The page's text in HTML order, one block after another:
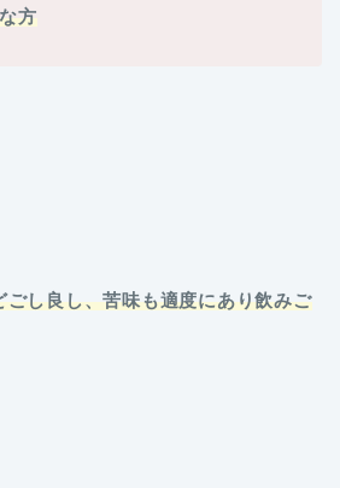
方
ごし良し、苦味も適度にあり飲みご